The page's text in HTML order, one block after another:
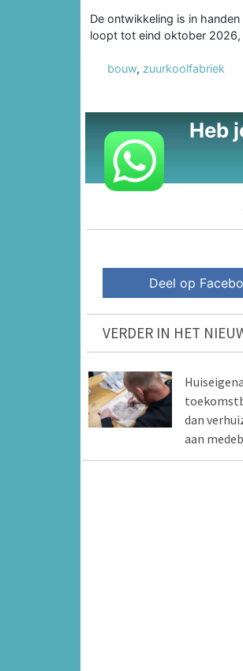
De ontwikkeling is in
loopt tot eind oktober
bouw, zuurkoolfabriek
Heb
Deel op
VERDER IN HET
dan
aan